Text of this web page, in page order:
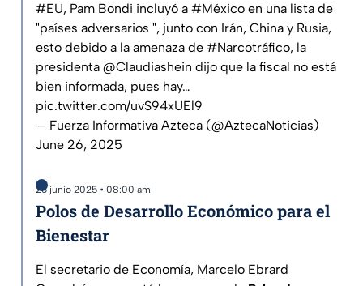
#EU, Pam Bondi incluyó a #México en una lista de
"países adversarios ", junto con Irán, China y Rusia,
esto debido a la amenaza de #Narcotráfico, la
presidenta @Claudiashein dijo que la fiscal no está
bien informada, pues hay…
pic.twitter.com/uvS94xUEl9
— Fuerza Informativa Azteca (@AztecaNoticias)
June 26, 2025
26 junio 2025 • 08:00 am
Polos de Desarrollo Económico para el
Bienestar
El secretario de Economía, Marcelo Ebrard